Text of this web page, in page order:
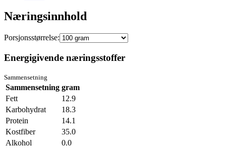
Næringsinnhold
Porsjonsstørrelse:
Energigivende næringsstoffer
Sammensetning
Sammensetning gram
Fett
12.9
Karbohydrat
18.3
Protein
14.1
Kostfiber
35.0
Alkohol
0.0